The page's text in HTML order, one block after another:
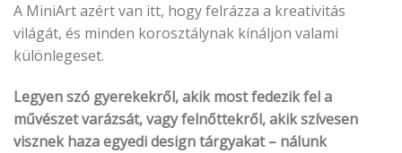
A MiniArt azért van itt, hogy felrázza a kreativitás
világát, és minden korosztálynak kínáljon valami
különlegeset.
Legyen szó gyerekekről, akik most fedezik fel a
művészet varázsát, vagy felnőttekről, akik szívesen
visznek haza egyedi design tárgyakat – nálunk